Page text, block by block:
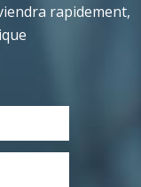
rapidement,